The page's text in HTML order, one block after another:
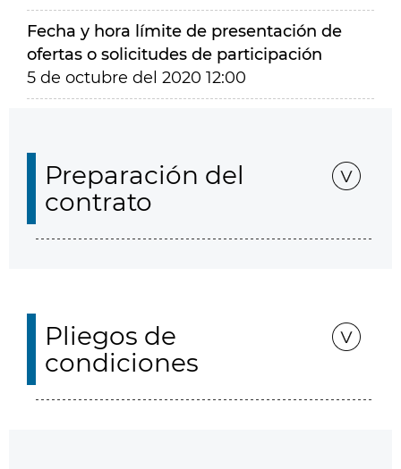
Fecha y hora límite de presentación de
ofertas o solicitudes de participación
5 de octubre del 2020 12:00
Preparación del
contrato
Pliegos de
condiciones